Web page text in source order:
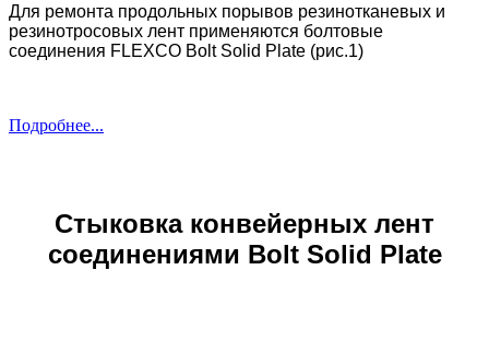
Для ремонта продольных порывов резинотканевых и
резинотросовых лент применяются болтовые
соединения FLEXCO Bolt Solid Plate (рис.1)
Подробнее...
Стыковка конвейерных лент
соединениями Bolt Solid Plate